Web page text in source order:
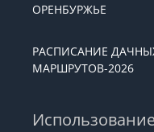
ОРЕНБУРЖЬЕ
РАСПИСАНИЕ
МАРШРУТОВ-2026